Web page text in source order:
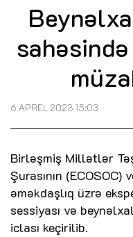
6 APREL 2023 15:03
Birləşmiş Millətlər
Şurasının
əməkdaşlıq üzrə
sessiyası və
iclası keçirilib.